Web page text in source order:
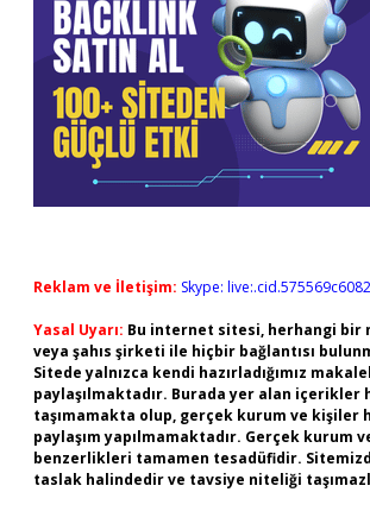
Reklam ve İletişim: Skype:
Yasal Uyarı: Bu internet sitesi, herhangi bir
veya şahıs şirketi ile hiçbir bağlantısı
Sitede yalnızca kendi hazırladığımız
paylaşılmaktadır. Burada yer alan içerikler
taşımamakta olup, gerçek kurum ve kişiler
paylaşım yapılmamaktadır. Gerçek kurum
benzerlikleri tamamen tesadüfidir.
taslak halindedir ve tavsiye niteliği